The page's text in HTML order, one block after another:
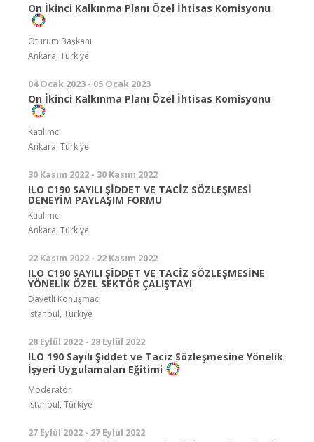
On İkinci Kalkınma Planı Özel İhtisas Komisyonu
Oturum Başkanı
Ankara, Türkiye
04 Ocak 2023 - 05 Ocak 2023
On İkinci Kalkınma Planı Özel İhtisas Komisyonu
Katılımcı
Ankara, Türkiye
30 Kasım 2022 - 30 Kasım 2022
ILO C190 SAYILI ŞİDDET VE TACİZ SÖZLEŞMESİ
DENEYİM PAYLAŞIM FORMU
Katılımcı
Ankara, Türkiye
22 Kasım 2022 - 22 Kasım 2022
ILO C190 SAYILI ŞİDDET VE TACİZ SÖZLEŞMESİNE
YÖNELİK ÖZEL SEKTÖR ÇALIŞTAYI
Davetli Konuşmacı
İstanbul, Türkiye
28 Eylül 2022 - 28 Eylül 2022
ILO 190 Sayılı Şiddet ve Taciz Sözleşmesine Yönelik
İşyeri Uygulamaları Eğitimi
Moderatör
İstanbul, Türkiye
27 Eylül 2022 - 27 Eylül 2022